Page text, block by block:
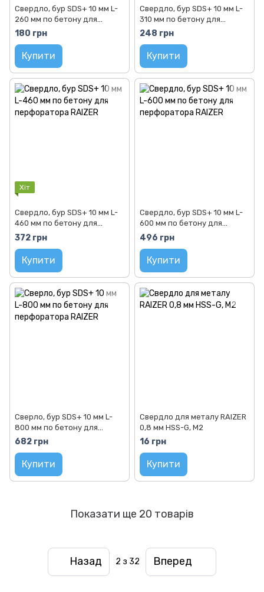
Свердло, бур SDS+ 10 мм L-
260 мм по бетону для
перфоратора RAIZER
180 грн
Купити
Свердло, бур SDS+ 10 мм L-
310 мм по бетону для
перфоратора RAIZER
248 грн
Купити
Хіт
Свердло, бур SDS+ 10 мм L-
460 мм по бетону для
перфоратора RAIZER
372 грн
Купити
Свердло, бур SDS+ 10 мм L-
600 мм по бетону для
перфоратора RAIZER
496 грн
Купити
Сверло, бур SDS+ 10 мм L-
800 мм по бетону для
перфоратора RAIZER
682 грн
Купити
Свердло для металу RAIZER
0,8 мм HSS-G, M2
16 грн
Купити
Показати ще 20 товарів
Назад 2 з 32 Вперед